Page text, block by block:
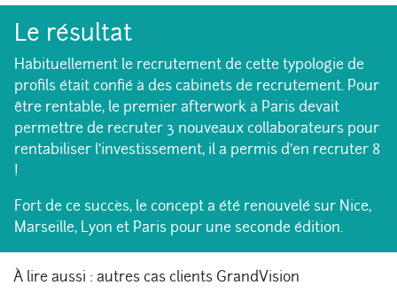
Le résultat
Habituellement le recrutement de cette typologie de
profils était confié à des cabinets de recrutement. Pour
être rentable, le premier afterwork à Paris devait
permettre de recruter 3 nouveaux collaborateurs pour
rentabiliser l’investissement, il a permis d’en recruter 8
!
Fort de ce succès, le concept a été renouvelé sur Nice,
Marseille, Lyon et Paris pour une seconde édition.
À lire aussi : autres cas clients GrandVision